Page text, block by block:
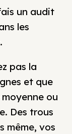
un audit
les
pas la
et que
ou
Des trous
même, vos